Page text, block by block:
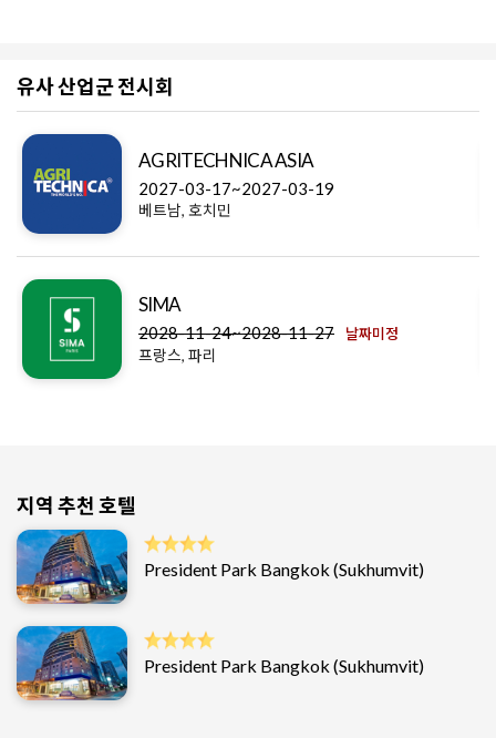
유사 산업군 전시회
AGRITECHNICA ASIA
2027-03-17~2027-03-19
베트남, 호치민
SIMA
2028-11-24~2028-11-27 날짜미정
프랑스, 파리
지역 추천 호텔
President Park Bangkok (Sukhumvit)
President Park Bangkok (Sukhumvit)